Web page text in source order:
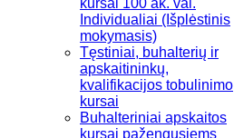
Individualiai (Išplėstinis
mokymasis)
Tęstiniai, buhalterių ir
apskaitininkų,
kvalifikacijos tobulinimo
kursai
Buhalteriniai apskaitos
kursai pažengusiems